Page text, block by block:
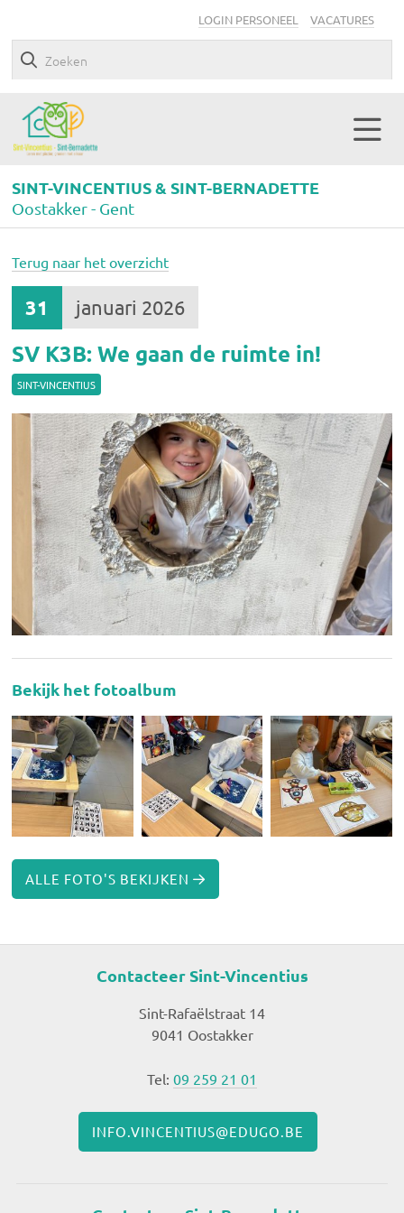
LOGIN PERSONEEL VACATURES
SINT-VINCENTIUS & SINT-BERNADETTE
Oostakker - Gent
Terug naar het overzicht
31 januari 2026
SV K3B: We gaan de ruimte in!
SINT-VINCENTIUS
Bekijk het fotoalbum
ALLE FOTO'S BEKIJKEN
Contacteer Sint-Vincentius
Sint-Rafaëlstraat 14
9041 Oostakker
Tel: 09 259 21 01
INFO.VINCENTIUS@EDUGO.BE